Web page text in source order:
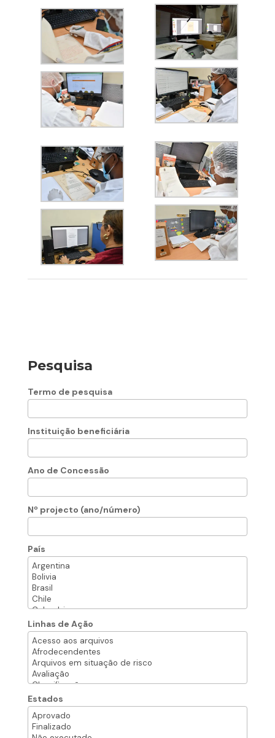
Pesquisa
Termo de pesquisa
Instituição beneficiária
Ano de Concessão
Nº projecto (ano/número)
País
Linhas de Ação
Estados